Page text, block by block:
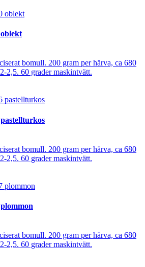
bomull. 200 gram per härva, ca 680
2,5. 60 grader maskintvätt.
bomull. 200 gram per härva, ca 680
2,5. 60 grader maskintvätt.
bomull. 200 gram per härva, ca 680
2,5. 60 grader maskintvätt.